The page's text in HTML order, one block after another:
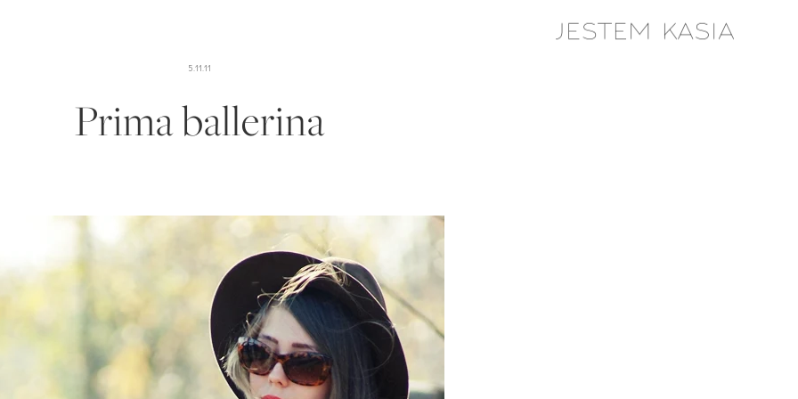
5.11.11
Prima ballerina